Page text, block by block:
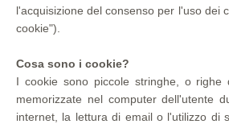
l'acquisizione del consenso per l'uso dei
cookie").
Cosa sono i cookie?
I cookie sono piccole stringhe, o
memorizzate nel computer dell'utente
internet, la lettura di email o l'utilizzo di